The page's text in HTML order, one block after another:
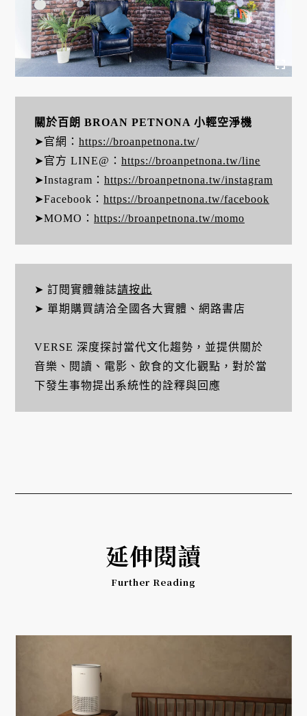
關於百朗 BROAN PETNONA 小輕空淨機
➤官網： https://broanpetnona.tw/
➤官方 LINE@： https://broanpetnona.tw/line
➤Instagram： https://broanpetnona.tw/instagram
➤Facebook： https://broanpetnona.tw/facebook
➤MOMO： https://broanpetnona.tw/momo
➤ 訂閱實體雜誌請按此
➤ 單期購買請洽全國各大實體、網路書店
VERSE 深度探討當代文化趨勢，並提供關於
音樂、閱讀、電影、飲食的文化觀點，對於當
下發生事物提出系統性的詮釋與回應
延伸閱讀
Further Reading